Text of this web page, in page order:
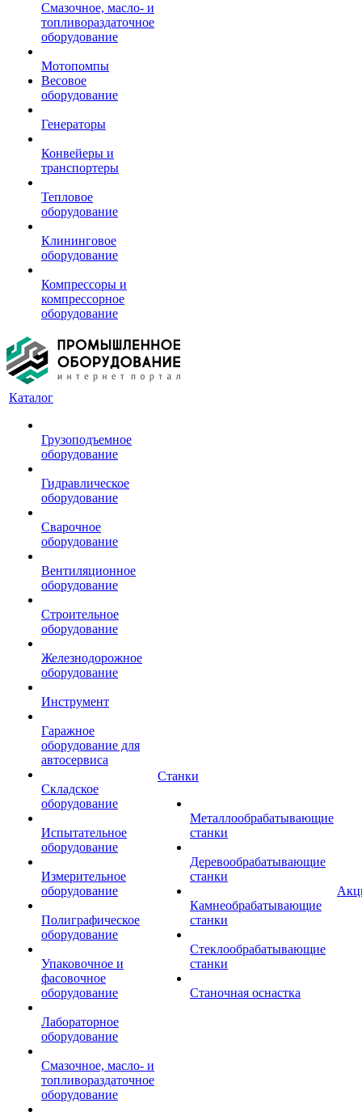
Смазочное, масло- и
топливораздаточное
оборудование
Мотопомпы
Весовое
оборудование
Генераторы
Конвейеры и
транспортеры
Тепловое
оборудование
Клининговое
оборудование
Компрессоры и
компрессорное
оборудование
Каталог
Грузоподъемное
оборудование
Гидравлическое
оборудование
Сварочное
оборудование
Вентиляционное
оборудование
Строительное
оборудование
Железнодорожное
оборудование
Инструмент
Гаражное
оборудование для
автосервиса
Складское
оборудование
Испытательное
оборудование
Измерительное
оборудование
Полиграфическое
оборудование
Упаковочное и
фасовочное
оборудование
Лабораторное
оборудование
Смазочное, масло- и
топливораздаточное
оборудование
Станки
Металлообрабатывающие
станки
Деревообрабатывающие
станки
Камнеобрабатывающие
станки
Стеклообрабатывающие
станки
Станочная оснастка